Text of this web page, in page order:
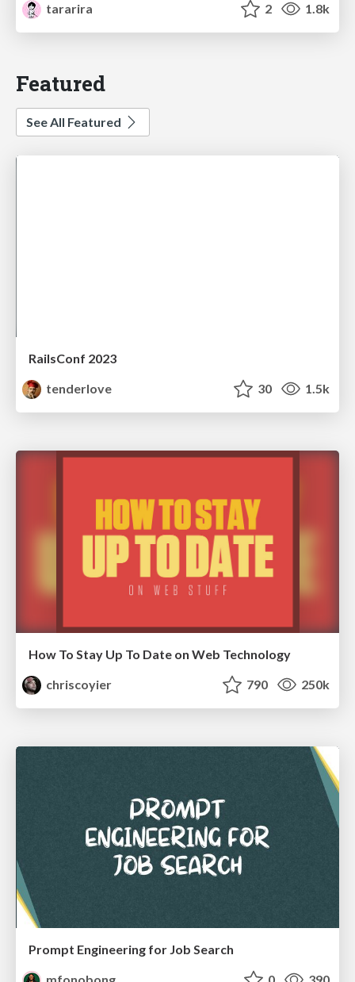
tararira
2 1.8k
Featured
See All Featured
RailsConf 2023
tenderlove
30 1.5k
How To Stay Up To Date on Web Technology
chriscoyier
790 250k
Prompt Engineering for Job Search